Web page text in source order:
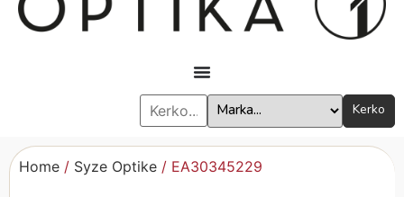
Kerko
Home / Syze Optike / EA30345229